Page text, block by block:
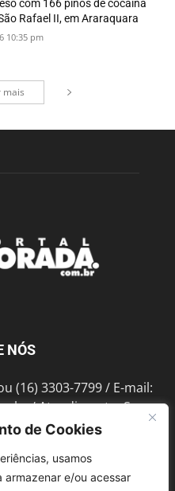
de Cookies
usamos
e/ou acessar
com 166 pinos de cocaína
Rafael II, em Araraquara
10:35 pm
mais
NÓS
(16) 3303-7799 / E-mail:
/ Atendimento: Seg a
Av. Bento de Abreu, 889